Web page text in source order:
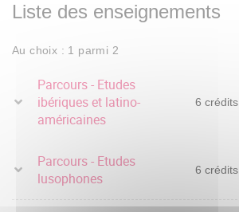
Liste des enseignements
Au choix : 1 parmi 2
Parcours - Etudes
ibériques et latino-
américaines
6 crédits
Parcours - Etudes
lusophones
6 crédits